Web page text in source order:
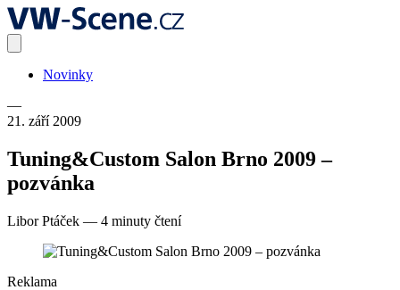
Novinky
—
21. září 2009
Tuning&Custom Salon Brno 2009 –
pozvánka
Libor Ptáček — 4 minuty čtení
Reklama